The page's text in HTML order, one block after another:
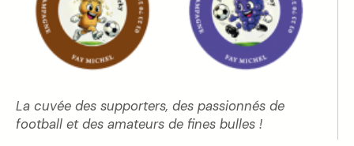
La cuvée des supporters, des passionnés de
football et des amateurs de fines bulles !